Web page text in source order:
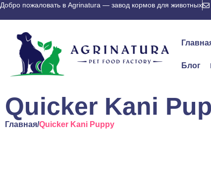
Добро пожаловать в Agrinatura — завод кормов для животных
Блог
Quicker Kani
Главная/Quicker Kani Puppy